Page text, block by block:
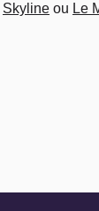
Skyline ou Le